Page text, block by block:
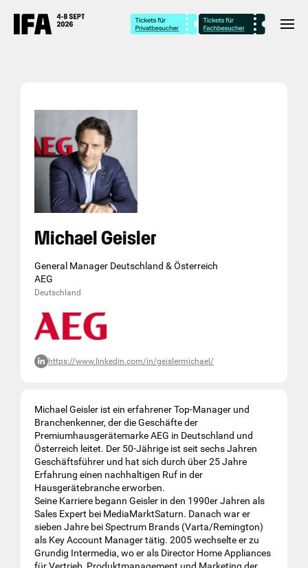
Michael Geisler
General Manager Deutschland & Österreich
AEG
Deutschland
https://www.linkedin.com/in/geislermichael/
Michael Geisler ist ein erfahrener Top-Manager und
Branchenkenner, der die Geschäfte der
Premiumhausgerätemarke AEG in Deutschland und
Österreich leitet. Der 50-Jährige ist seit sechs Jahren
Geschäftsführer und hat sich durch über 25 Jahre
Erfahrung einen nachhaltigen Ruf in der
Hausgerätebranche erworben.
Seine Karriere begann Geisler in den 1990er Jahren als
Sales Expert bei MediaMarktSaturn. Danach war er
sieben Jahre bei Spectrum Brands (Varta/Remington)
als Key Account Manager tätig. 2005 wechselte er zu
Grundig Intermedia, wo er als Director Home Appliances